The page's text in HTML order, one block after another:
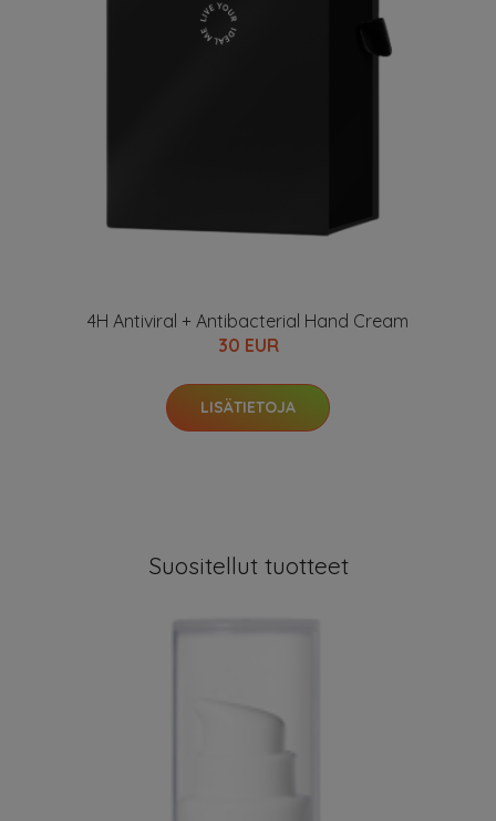
4H Antiviral + Antibacterial Hand Cream
30 EUR
LISÄTIETOJA
Suositellut tuotteet